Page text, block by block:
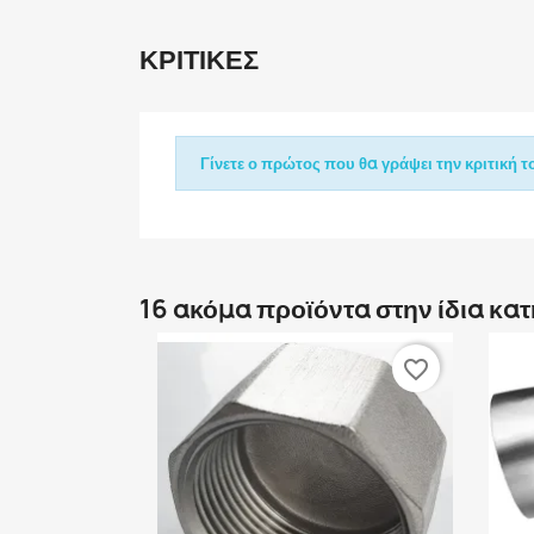
ΚΡΙΤΙΚΈΣ
Γίνετε ο πρώτος που θα γράψει την κριτική
16 ακόμα προϊόντα στην ίδια
favorite_border